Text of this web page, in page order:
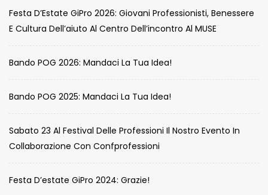
Festa D’Estate GiPro 2026: Giovani Professionisti, Benessere
E Cultura Dell’aiuto Al Centro Dell’incontro Al MUSE
Bando POG 2026: Mandaci La Tua Idea!
Bando POG 2025: Mandaci La Tua Idea!
Sabato 23 Al Festival Delle Professioni Il Nostro Evento In
Collaborazione Con Confprofessioni
Festa D’estate GiPro 2024: Grazie!